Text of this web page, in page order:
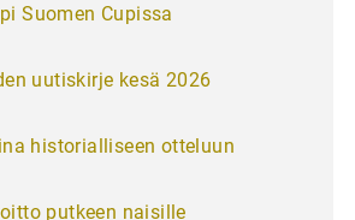
Suomen Cupissa
uutiskirje kesä 2026
historialliseen otteluun
putkeen naisille